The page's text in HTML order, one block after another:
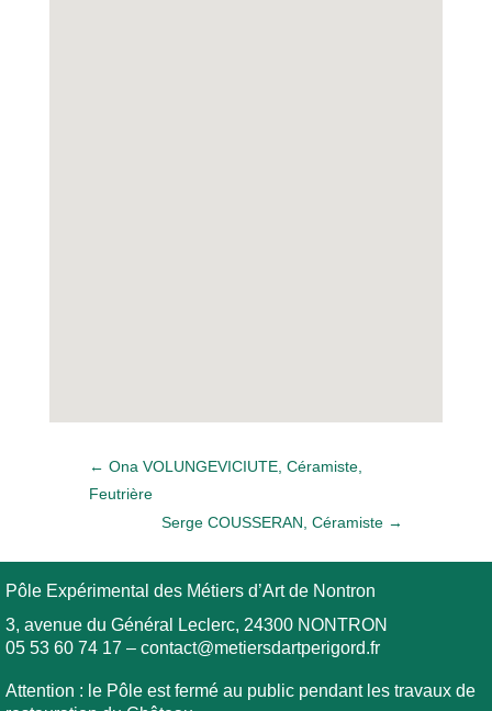
← Ona VOLUNGEVICIUTE, Céramiste,
Feutrière
Serge COUSSERAN, Céramiste →
Pôle Expérimental des Métiers d’Art de Nontron
3, avenue du Général Leclerc, 24300 NONTRON
05 53 60 74 17 – contact@metiersdartperigord.fr
Attention : le Pôle est fermé au public pendant les travaux de